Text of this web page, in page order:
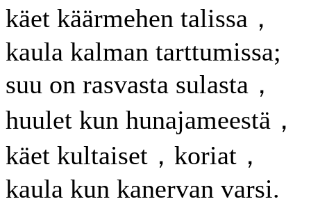
käet käärmehen talissa，
kaula kalman tarttumissa;
suu on rasvasta sulasta，
huulet kun hunajameestä，
käet kultaiset，koriat，
kaula kun kanervan varsi.